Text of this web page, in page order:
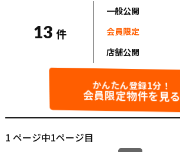
13 件
一般公開
会員限定
店舗公開
かんたん登録1分！
会員限定物件を見る
1 ページ中1ページ目